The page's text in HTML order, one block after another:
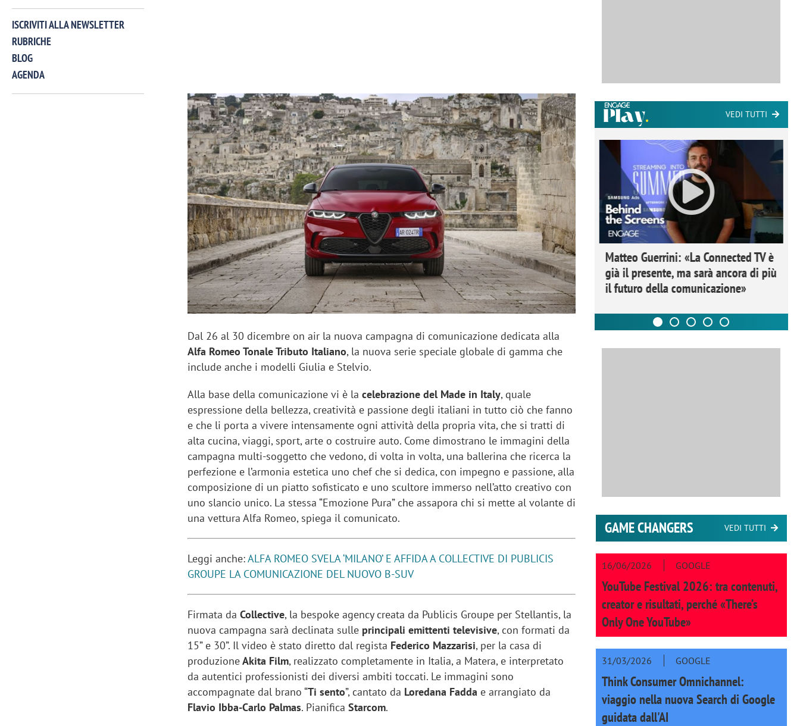
ISCRIVITI ALLA NEWSLETTER
RUBRICHE
BLOG
AGENDA
Dal 26 al 30 dicembre on air la nuova campagna di comunicazione dedicata alla
Alfa Romeo Tonale Tributo Italiano, la nuova serie speciale globale di gamma che
include anche i modelli Giulia e Stelvio.
Alla base della comunicazione vi è lacelebrazione del Made in Italy, quale
espressione della bellezza, creatività e passione degli italiani in tutto ciò che fanno
e che li porta a vivere intensamente ogni attività della propria vita, che si tratti di
alta cucina, viaggi, sport, arte o costruire auto. Come dimostrano le immagini della
campagna multi-soggetto che vedono, di volta in volta, una ballerina che ricerca la
perfezione e l’armonia estetica uno chef che si dedica, con impegno e passione, alla
composizione di un piatto sofisticato e uno scultore immerso nell’atto creativo con
uno slancio unico. La stessa “Emozione Pura” che assapora chi si mette al volante di
una vettura Alfa Romeo, spiega il comunicato.
Leggi anche:ALFA ROMEO SVELA ‘MILANO’ E AFFIDA A COLLECTIVE DI PUBLICIS
GROUPE LA COMUNICAZIONE DEL NUOVO B-SUV
Firmata daCollective, la bespoke agency creata da Publicis Groupe per Stellantis, la
nuova campagna sarà declinata sulle principali emittenti televisive, con formati da
15” e 30”. Il video è stato diretto dal regista Federico Mazzarisi, per la casa di
produzioneAkita Film, realizzato completamente in Italia, a Matera, e interpretato
da autentici professionisti dei diversi ambiti toccati. Le immagini sono
accompagnate dal brano “Ti sento”, cantato da Loredana Fadda e arrangiato da
Flavio Ibba-Carlo Palmas. PianificaStarcom.
VEDI TUTTI
Manassero, Samsung Ads: «Con Total
Perez, Samsung Ads: «L'Italia è un
mercato strategico e continuerà a
crescere»
Networking agli eventi: come la
startup Kicè punta a eliminare lo
"spreco di relazioni"
Matteo Guerrini: «La Connected TV è
già il presente, ma sarà ancora di più
il futuro della comunicazione»
GAME CHANGERS VEDI TUTTI
16/06/2026 GOOGLE
YouTube Festival 2026: tra contenuti,
creator e risultati, perché «There’s
Only One YouTube»
31/03/2026 GOOGLE
Think Consumer Omnichannel:
viaggio nella nuova Search di Google
guidata dall'AI